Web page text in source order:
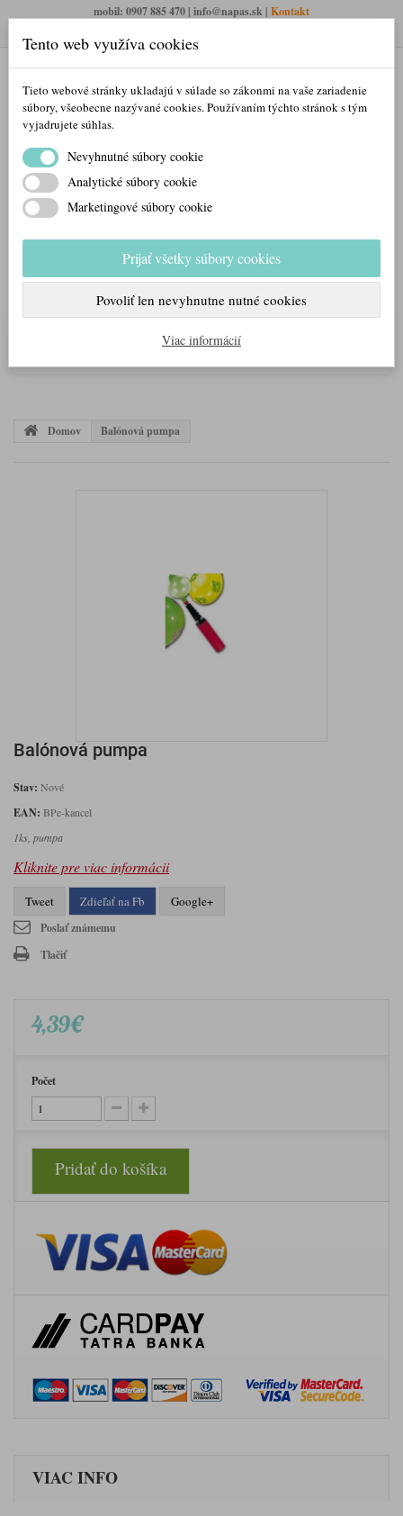
mobil: 0907 885 470 | info@napas.sk | Kontakt
Prihlásiť/Registrovať sa
Váš košík
0 produktov
KATEGÓRIE
Domov Balónová pumpa
Balónová pumpa
Stav: Nové
EAN: BPe-kancel
1ks, pumpa
Kliknite pre viac informácii
Tweet Zdieľať na Fb Google+
Poslať známemu
Tlačiť
4,39€
Počet
Pridať do košíka
VIAC INFO
Tento web využíva cookies
Tieto webové stránky ukladajú v súlade so zákonmi na vaše zariadenie
súbory, všeobecne nazývané cookies. Používaním týchto stránok s tým
vyjadrujete súhlas.
Nevyhnutné súbory cookie
Analytické súbory cookie
Marketingové súbory cookie
Prijať všetky súbory cookies
Povoliť len nevyhnutne nutné cookies
Viac informácií